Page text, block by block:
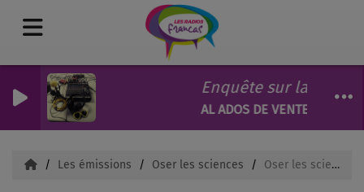
Enquête sur la
AL ADOS DE VENTENAC ET
Les émissions Oser les sciences Oser les sciences